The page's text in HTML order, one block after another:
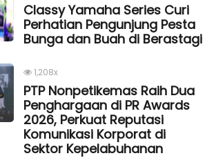
Classy Yamaha Series Curi
Perhatian Pengunjung Pesta
Bunga dan Buah di Berastagi
1,208x
PTP Nonpetikemas Raih Dua
Penghargaan di PR Awards
2026, Perkuat Reputasi
Komunikasi Korporat di
Sektor Kepelabuhanan